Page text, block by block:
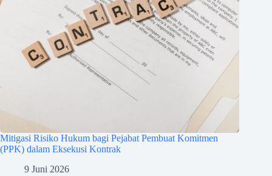
Mitigasi Risiko Hukum bagi Pejabat Pembuat Komitmen
(PPK) dalam Eksekusi Kontrak
9 Juni 2026